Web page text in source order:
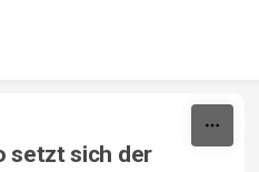
setzt sich der